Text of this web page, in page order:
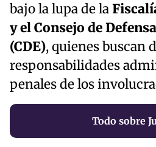
bajo la lupa de la
y el Consejo de
(CDE), quienes buscan
responsabilidades
penales de los
Todo sobre